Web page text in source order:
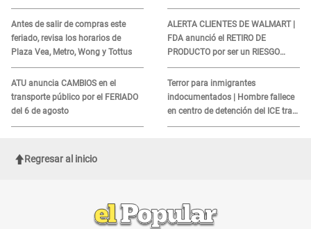
Antes de salir de compras este
feriado, revisa los horarios de
Plaza Vea, Metro, Wong y Tottus
ATU anuncia CAMBIOS en el
transporte público por el FERIADO
del 6 de agosto
ALERTA CLIENTES DE WALMART |
FDA anunció el RETIRO DE
PRODUCTO por ser un RIESGO
MORTAL para consumidores: ¿Cuál
es?
Terror para inmigrantes
indocumentados | Hombre fallece
en centro de detención del ICE tras
sufrir una "emergencia médica"
Regresar al inicio